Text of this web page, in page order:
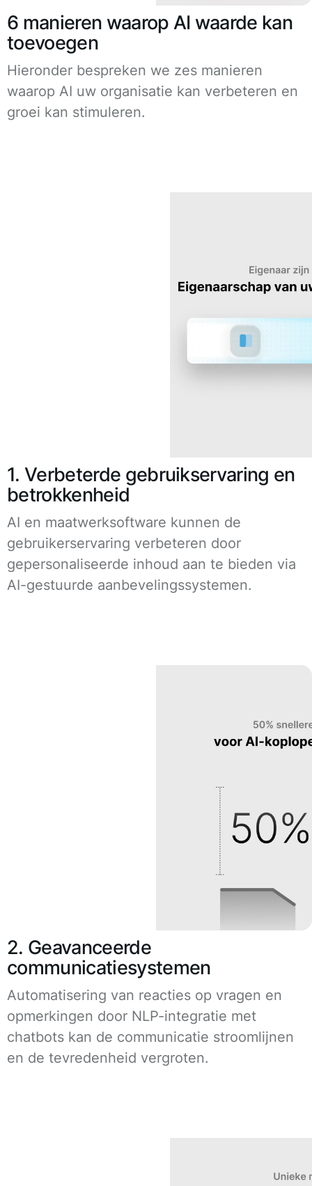
6 manieren waarop AI waarde kan
toevoegen
Hieronder bespreken we zes manieren
waarop AI uw organisatie kan verbeteren en
groei kan stimuleren.
1. Verbeterde gebruikservaring en
betrokkenheid
AI en maatwerksoftware kunnen de
gebruikerservaring verbeteren door
gepersonaliseerde inhoud aan te bieden via
AI-gestuurde aanbevelingssystemen.
2. Geavanceerde
communicatiesystemen
Automatisering van reacties op vragen en
opmerkingen door NLP-integratie met
chatbots kan de communicatie stroomlijnen
en de tevredenheid vergroten.